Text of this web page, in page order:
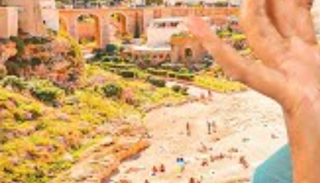
voyage.
Rencontres improbables
: Dans un train, vous
peuvent enrichir votre propre expérience.
ou des interactions plus profondes dans des
unique.
Choisir le train est donc bien plus qu’une question
de vous reconnecter avec le monde qui vous